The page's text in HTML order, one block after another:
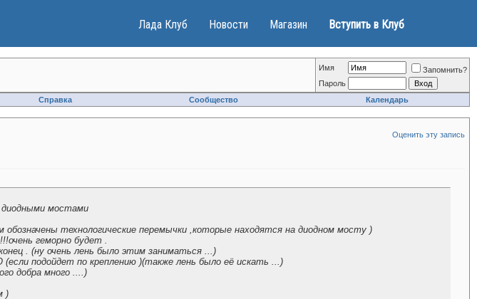
Лада Клуб Новости Магазин Вступить в Клуб
Имя
Запомнить?
Пароль
Справка Сообщество Календарь
Оценить эту запись
диодными мостами
технологические перемычки ,которые находятся на диодном мосту )
геморно будет .
. (ну очень лень было этим заниматься ...)
подойдет по креплению )(также лень было её искать ...)
добра много ....)
)